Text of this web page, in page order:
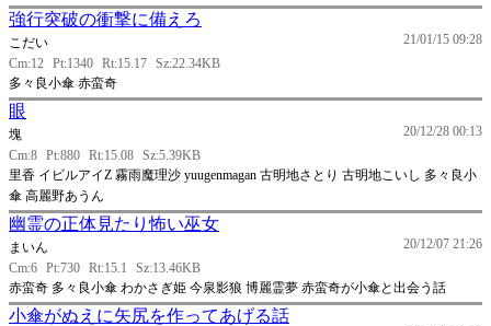
強行突破の衝撃に備えろ
21/01/15 09:28
こだい
Cm:12 Pt:1340 Rt:15.17 Sz:22.34KB
多々良小傘 赤蛮奇
眼
20/12/28 00:13
塊
Cm:8 Pt:880 Rt:15.08 Sz:5.39KB
里香 イビルアイZ 霧雨魔理沙 yuugenmagan 古明地さとり 古明地こいし 多々良小
傘 高麗野あうん
幽霊の正体見たり怖い巫女
20/12/07 21:26
まいん
Cm:6 Pt:730 Rt:15.1
Sz:13.46KB
赤蛮奇 多々良小傘 わかさぎ姫 今泉影狼 博麗霊夢 赤蛮奇が小傘と出会う話
小傘がぬえに矢尻を作ってあげる話